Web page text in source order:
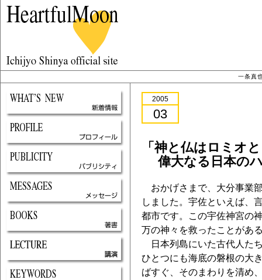
一条真
2005
03
「神と仏はロミオ
偉大なる日本の
おかげさまで、大分事業
しました。宇佐といえば、
都市です。この宇佐神宮の
万の神々を救ったことがあ
日本列島にいた古代人た
ひとつにも海底の磐根の大
ばすぐ、そのまわりを清め